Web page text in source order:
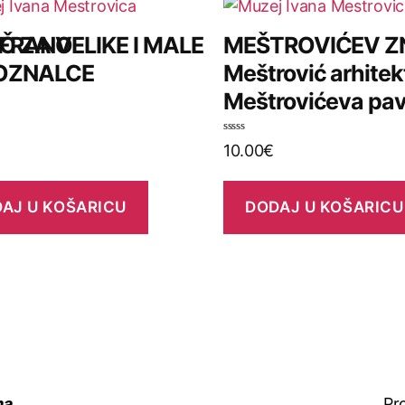
ZA VELIKE I MALE
U KOŠARICU
MEŠTROVIĆEV
Meštrović
Meštrovićeva
O
10.00€
DODAJ U KOŠARICU